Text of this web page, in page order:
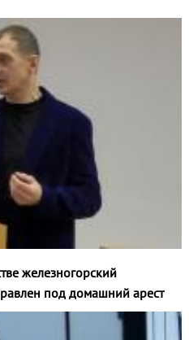
железногорский
под домашний арест